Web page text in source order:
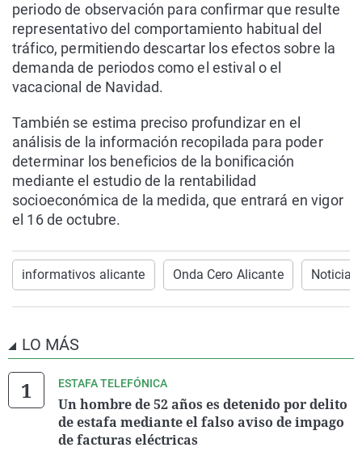
periodo de observación para confirmar que resulte
representativo del comportamiento habitual del
tráfico, permitiendo descartar los efectos sobre la
demanda de periodos como el estival o el
vacacional de Navidad.
También se estima preciso profundizar en el
análisis de la información recopilada para poder
determinar los beneficios de la bonificación
mediante el estudio de la rentabilidad
socioeconómica de la medida, que entrará en vigor
el 16 de octubre.
informativos alicante Onda Cero Alicante Noticias
LO MÁS
ESTAFA TELEFÓNICA
Un hombre de 52 años es detenido por delito
de estafa mediante el falso aviso de impago
de facturas eléctricas